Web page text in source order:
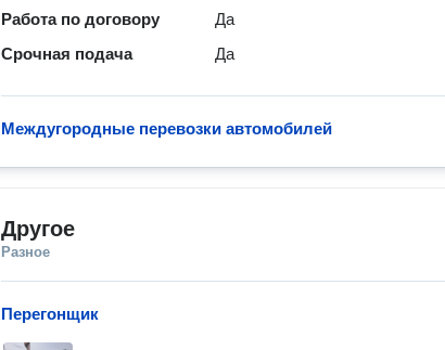
Работа по договору
Да
Срочная подача
Да
Междугородные перевозки автомобилей
Другое
Разное
Перегонщик